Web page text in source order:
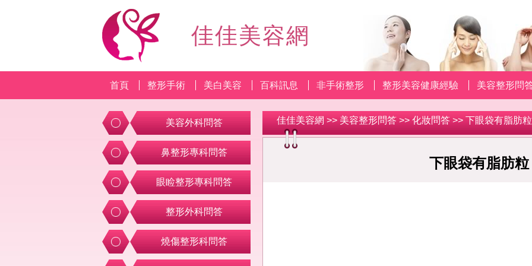
佳佳美容網
首頁 整形手術 美白美容 百科訊息 非手術整形 整形美容健康經驗 美容整形問
佳佳美容網 >> 美容整形問答 >> 化妝問答 >> 下眼袋有脂肪粒
下眼袋有脂肪粒
美容外科問答
鼻整形專科問答
眼睑整形專科問答
整形外科問答
燒傷整形科問答